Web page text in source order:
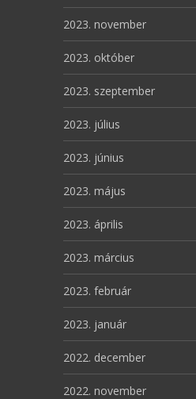
2023. november
2023. október
2023. szeptember
2023. július
2023. június
2023. május
2023. április
2023. március
2023. február
2023. január
2022. december
2022. november